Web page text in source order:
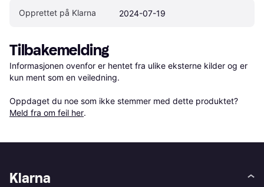
Opprettet på Klarna 2024-07-19
Tilbakemelding
Informasjonen ovenfor er hentet fra ulike eksterne kilder og er
kun ment som en veiledning.
Oppdaget du noe som ikke stemmer med dette produktet?
Meld fra om feil her.
Klarna